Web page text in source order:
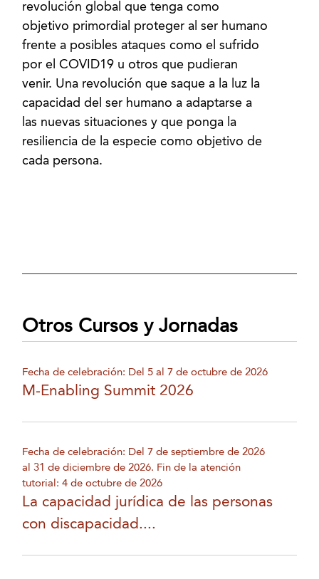
revolución global que tenga como
objetivo primordial proteger al ser humano
frente a posibles ataques como el sufrido
por el COVID19 u otros que pudieran
venir. Una revolución que saque a la luz la
capacidad del ser humano a adaptarse a
las nuevas situaciones y que ponga la
resiliencia de la especie como objetivo de
cada persona.
Otros Cursos y Jornadas
Fecha de celebración: Del 5 al 7 de octubre de 2026
M-Enabling Summit 2026
Fecha de celebración: Del 7 de septiembre de 2026
al 31 de diciembre de 2026. Fin de la atención
tutorial: 4 de octubre de 2026
La capacidad jurídica de las personas
con discapacidad....